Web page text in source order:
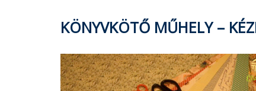
KÖNYVKÖTŐ MŰHELY –